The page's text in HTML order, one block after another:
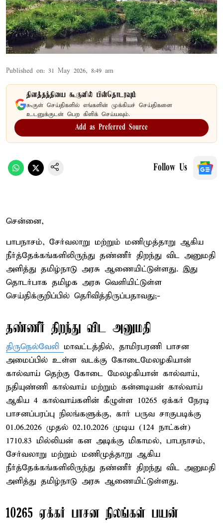
Published on: 31 May 2026, 8:49 am
தினத்தந்தியை கூகுளில் பின்தொடரவும்
கூகுள் செய்திகளில் எங்களின் முக்கியச் செய்திகளை
உடனுக்குடன் பெற கிளிக் செய்யவும்.
Add as Preferred Source
Follow Us
சென்னை,
பாபநாசம், சேர்வலாறு மற்றும் மணிமுத்தாறு ஆகிய
நீர்த்தேக்கங்களிலிருந்து தண்ணீர் திறந்து விட அனுமதி
அளித்து தமிழ்நாடு அரசு ஆணையிட்டுள்ளது. இது
தொடர்பாக தமிழக அரசு வெளியிட்டுள்ள
செய்திக்குறிப்பில் தெரிவித்திருப்பதாவது;-
தண்ணீர் திறந்து விட அனுமதி
திருநெல்வேலி மாவட்டத்தில், தாமிரபரணி பாசன
அமைப்பில் உள்ள வடக்கு கோடைமேலழகியான்
கால்வாய் தெற்கு கோடை மேலழகியான் கால்வாய்,
நதியுண்ணி கால்வாய் மற்றும் கன்னடியன் கால்வாய்
ஆகிய 4 கால்வாய்களின் கீழுள்ள 10265 ஏக்கர் நேரடி
பாசனப்பரப்பு நிலங்களுக்கு, கார் பருவ சாகுபடிக்கு
01.06.2026 முதல் 02.10.2026 முடிய (124 நாட்கள்)
1710.83 மில்லியன் கன அடிக்கு மிகாமல், பாபநாசம்,
சேர்வலாறு மற்றும் மணிமுத்தாறு ஆகிய
நீர்த்தேக்கங்களிலிருந்து தண்ணீர் திறந்து விட அனுமதி
அளித்து தமிழ்நாடு அரசு ஆணையிட்டுள்ளது.
10265 ஏக்கர் பாசன நிலங்கள் பயன்